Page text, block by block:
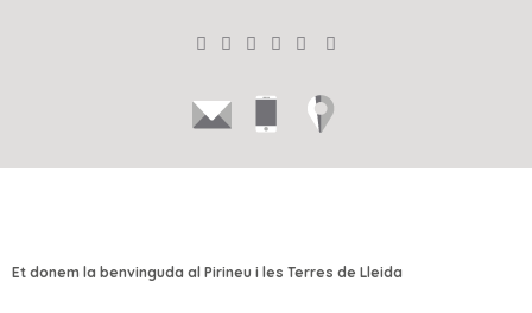
Et donem la benvinguda al Pirineu i les Terres de Lleida